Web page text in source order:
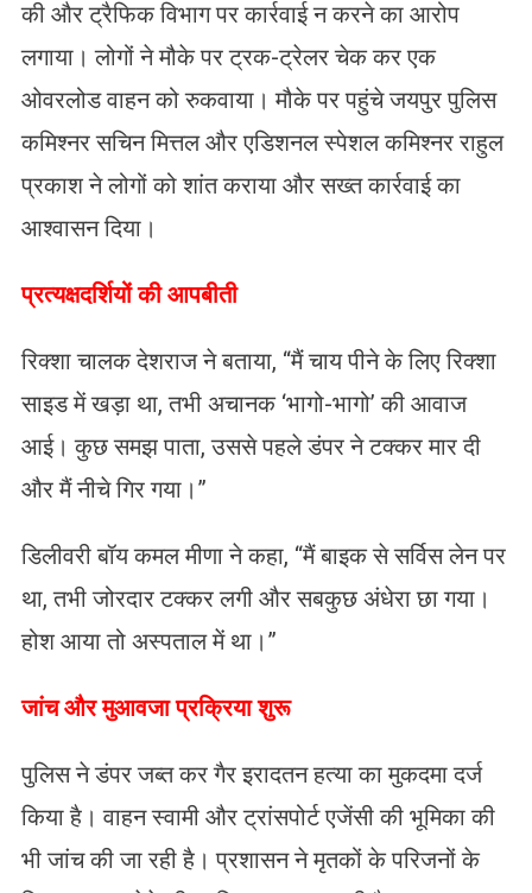
की और ट्रैफिक विभाग पर कार्रवाई न करने का आरोप
लगाया। लोगों ने मौके पर ट्रक-ट्रेलर चेक कर एक
ओवरलोड वाहन को रुकवाया। मौके पर पहुंचे जयपुर पुलिस
कमिश्नर सचिन मित्तल और एडिशनल स्पेशल कमिश्नर राहुल
प्रकाश ने लोगों को शांत कराया और सख्त कार्रवाई का
आश्वासन दिया।
प्रत्यक्षदर्शियों की आपबीती
रिक्शा चालक देशराज ने बताया, “मैं चाय पीने के लिए रिक्शा
साइड में खड़ा था, तभी अचानक ‘भागो-भागो’ की आवाज
आई। कुछ समझ पाता, उससे पहले डंपर ने टक्कर मार दी
और मैं नीचे गिर गया।”
डिलीवरी बॉय कमल मीणा ने कहा, “मैं बाइक से सर्विस लेन पर
था, तभी जोरदार टक्कर लगी और सबकुछ अंधेरा छा गया।
होश आया तो अस्पताल में था।”
जांच और मुआवजा प्रक्रिया शुरू
पुलिस ने डंपर जब्त कर गैर इरादतन हत्या का मुकदमा दर्ज
किया है। वाहन स्वामी और ट्रांसपोर्ट एजेंसी की भूमिका की
भी जांच की जा रही है। प्रशासन ने मृतकों के परिजनों के